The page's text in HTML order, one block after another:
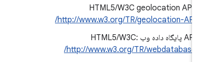
HTML5/W3C geolocation API:
http://www.w3.org/TR/geolocation-API/
http://www.w3.org/TR/webdatabase/